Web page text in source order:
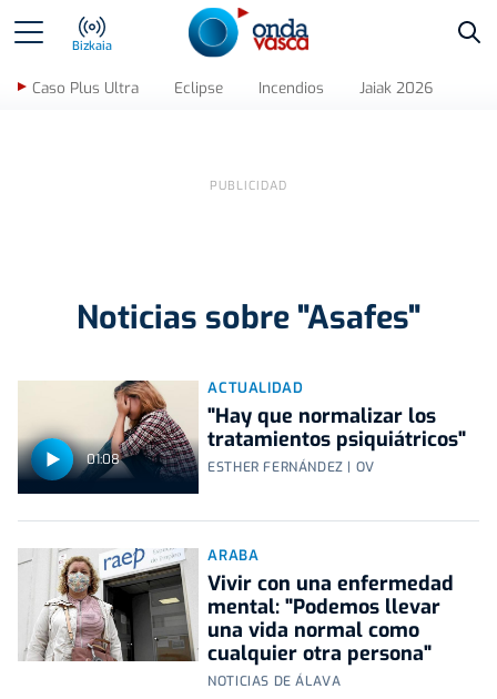
Bizkaia
Caso Plus Ultra Eclipse Incendios Jaiak 2026
Noticias sobre "Asafes"
01:08
ACTUALIDAD
"Hay que normalizar los
tratamientos psiquiátricos"
ESTHER FERNÁNDEZ | OV
ARABA
Vivir con una enfermedad
mental: "Podemos llevar
una vida normal como
cualquier otra persona"
NOTICIAS DE ÁLAVA